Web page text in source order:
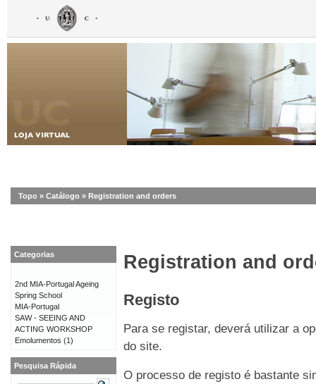
Topo » Catálogo » Registration and orders
Registration and
Registo
Para se registar, deverá utilizar a
do site.
O processo de registo é bastante
Categorias
2nd MIA-Portugal Ageing
Spring School
MIA-Portugal
SAW - SEEING AND
ACTING WORKSHOP
Emolumentos (1)
Pesquisa Rápida